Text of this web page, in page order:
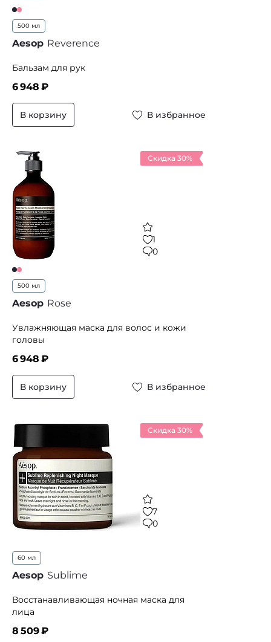
500 мл
Aesop Reverence
Бальзам для рук
6 948 ₽
В корзину В избранное
Скидка 30%
1
0
500 мл
Aesop Rose
Увлажняющая маска для волос и кожи
головы
6 948 ₽
В корзину В избранное
Скидка 30%
7
0
60 мл
Aesop Sublime
Восстанавливающая ночная маска для
лица
8 509₽